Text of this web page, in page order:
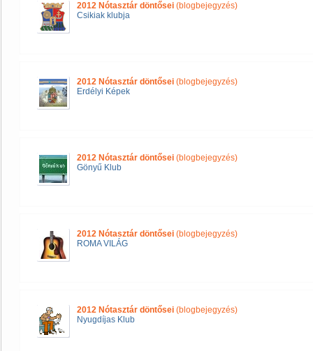
2012 Nótasztár döntősei (blogbejegyzés)
Csikiak klubja
2012 Nótasztár döntősei (blogbejegyzés)
Erdélyi Képek
2012 Nótasztár döntősei (blogbejegyzés)
Gönyű Klub
2012 Nótasztár döntősei (blogbejegyzés)
ROMA VILÁG
2012 Nótasztár döntősei (blogbejegyzés)
Nyugdíjas Klub